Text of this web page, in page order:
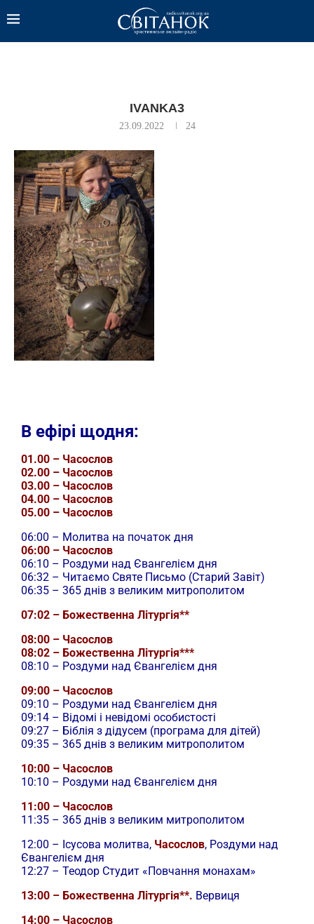
IVANKA3
23.09.2022 24
В ефірі щодня:
01.00 – Часослов
02.00 – Часослов
03.00 – Часослов
04.00 – Часослов
05.00 – Часослов
06:00 – Молитва на початок дня
06:00 – Часослов
06:10 – Роздуми над Євангелієм дня
06:32 – Читаємо Святе Письмо (Старий Завіт)
06:35 – 365 днів з великим митрополитом
07:02 – Божественна Літургія**
08:00 – Часослов
08:02 – Божественна Літургія***
08:10 – Роздуми над Євангелієм дня
09:00 – Часослов
09:10 – Роздуми над Євангелієм дня
09:14 – Відомі і невідомі особистості
09:27 – Біблія з дідусем (програма для дітей)
09:35 – 365 днів з великим митрополитом
10:00 – Часослов
10:10 – Роздуми над Євангелієм дня
11:00 – Часослов
11:35 – 365 днів з великим митрополитом
12:00 – Ісусова молитва, Часослов, Роздуми над
Євангелієм дня
12:27 – Теодор Студит «Повчання монахам»
13:00 – Божественна Літургія**. Вервиця
14:00 – Часослов